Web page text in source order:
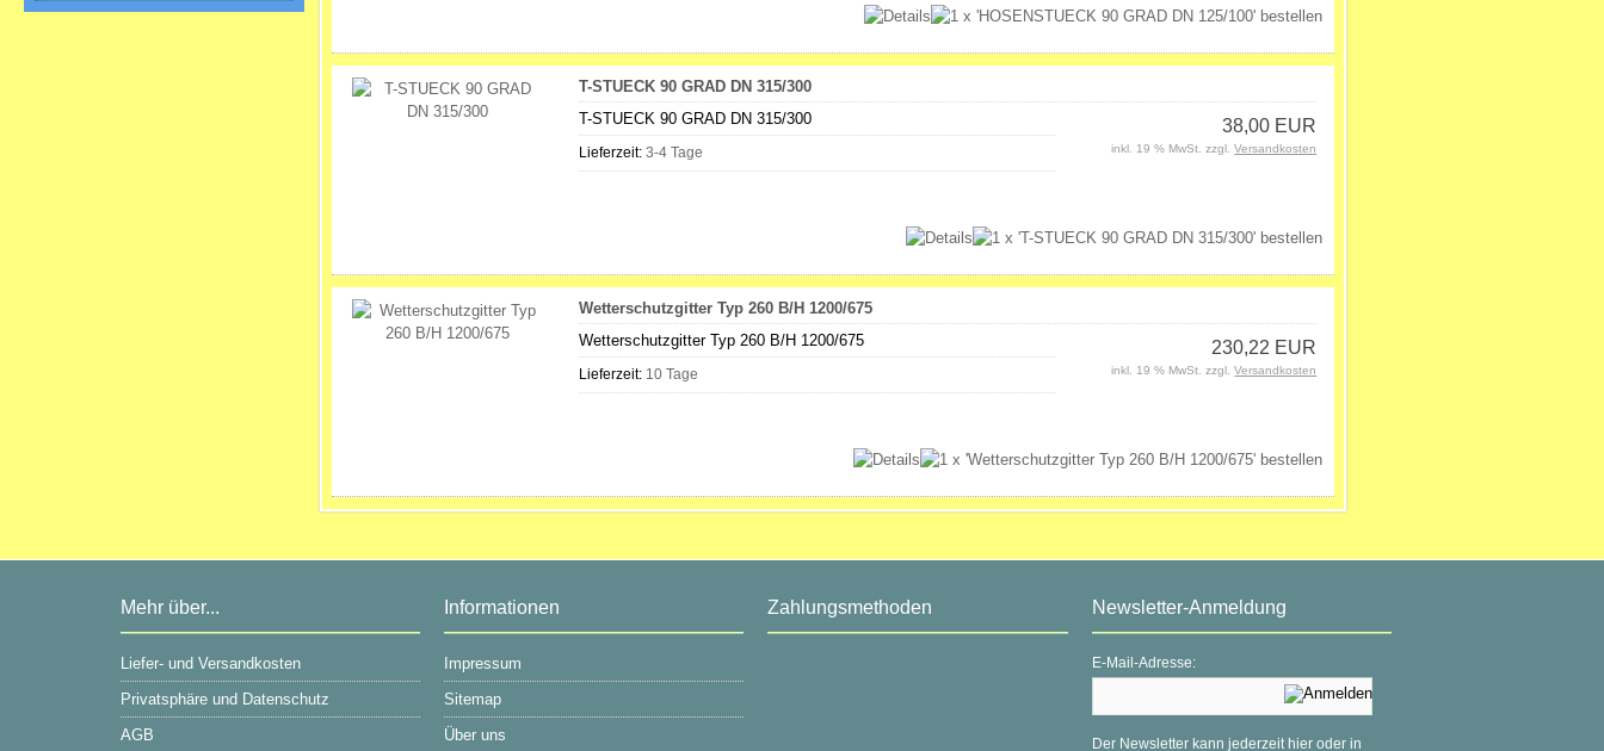
T-STUECK 90 GRAD DN 315/300
T-STUECK 90 GRAD DN 315/300
Lieferzeit: 3-4 Tage
38,00 EUR
inkl. 19 % MwSt. zzgl.Versandkosten
Wetterschutzgitter Typ 260 B/H 1200/675
Wetterschutzgitter Typ 260 B/H 1200/675
Lieferzeit: 10 Tage
230,22 EUR
inkl. 19 % MwSt. zzgl.Versandkosten
Mehr über...
Liefer- und Versandkosten
Privatsphäre und Datenschutz
AGB
Informationen
Impressum
Sitemap
Über uns
Zahlungsmethoden Newsletter-Anmeldung
E-Mail-Adresse:
Der Newsletter kann jederzeit hier oder in